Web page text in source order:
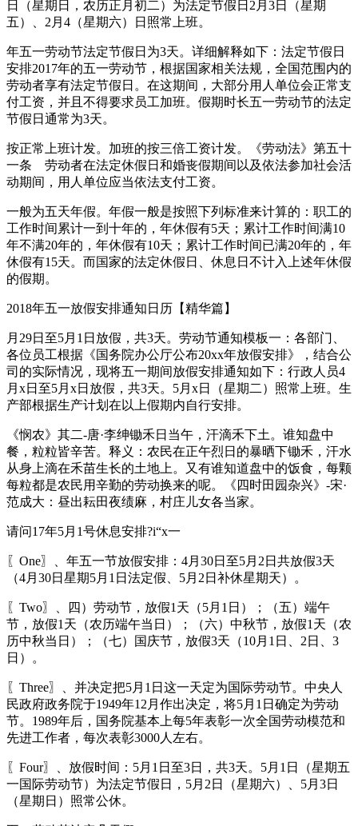
日（星期日，农历正月初二）为法定节假日2月3日（星期
五）、2月4（星期六）日照常上班。
年五一劳动节法定节假日为3天。详细解释如下：法定节假日
安排2017年的五一劳动节，根据国家相关法规，全国范围内的
劳动者享有法定节假日。在这期间，大部分用人单位会正常支
付工资，并且不得要求员工加班。假期时长五一劳动节的法定
节假日通常为3天。
按正常上班计发。加班的按三倍工资计发。《劳动法》第五十
一条 劳动者在法定休假日和婚丧假期间以及依法参加社会活
动期间，用人单位应当依法支付工资。
一般为五天年假。年假一般是按照下列标准来计算的：职工的
工作时间累计一到十年的，年休假有5天；累计工作时间满10
年不满20年的，年休假有10天；累计工作时间已满20年的，年
休假有15天。而国家的法定休假日、休息日不计入上述年休假
的假期。
2018年五一放假安排通知日历【精华篇】
月29日至5月1日放假，共3天。劳动节通知模板一：各部门、
各位员工根据《国务院办公厅公布20xx年放假安排》，结合公
司的实际情况，现将五一期间放假安排通知如下：行政人员4
月x日至5月x日放假，共3天。5月x日（星期二）照常上班。生
产部根据生产计划在以上假期内自行安排。
《悯农》其二-唐·李绅锄禾日当午，汗滴禾下土。谁知盘中
餐，粒粒皆辛苦。释义：农民在正午烈日的暴晒下锄禾，汗水
从身上滴在禾苗生长的土地上。又有谁知道盘中的饭食，每颗
每粒都是农民用辛勤的劳动换来的呢。《四时田园杂兴》-宋·
范成大：昼出耘田夜绩麻，村庄儿女各当家。
请问17年5月1号休息安排?i“x一
〖One〗、年五一节放假安排：4月30日至5月2日共放假3天
（4月30日星期5月1日法定假、5月2日补休星期天）。
〖Two〗、四）劳动节，放假1天（5月1日）；（五）端午
节，放假1天（农历端午当日）；（六）中秋节，放假1天（农
历中秋当日）；（七）国庆节，放假3天（10月1日、2日、3
日）。
〖Three〗、并决定把5月1日这一天定为国际劳动节。中央人
民政府政务院于1949年12月作出决定，将5月1日确定为劳动
节。1989年后，国务院基本上每5年表彰一次全国劳动模范和
先进工作者，每次表彰3000人左右。
〖Four〗、放假时间：5月1日至3日，共3天。5月1日（星期五
一国际劳动节）为法定节假日，5月2日（星期六）、5月3日
（星期日）照常公休。